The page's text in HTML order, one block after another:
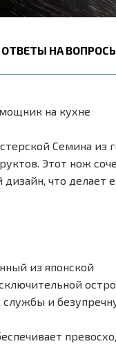
ОТВЕТЫ НА
на кухне
Семина из
Этот нож
что делает
из японской
службы и